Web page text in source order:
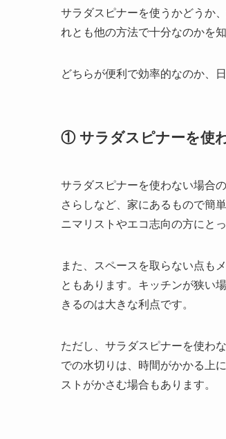
サラダスピナーを使うかどうか
れとも他の方法で十分なのかを
どちらが便利で効率的なのか、
① サラダスピナーを使
サラダスピナーを使わない場合
さらしなど、家にあるもので簡
ニマリストやエコ志向の方にと
また、スペースを取らない点も
ともあります。キッチンが狭い
きるのは大きな利点です。
ただし、サラダスピナーを使わ
での水切りは、時間がかかる上
ストがかさむ場合もあります。